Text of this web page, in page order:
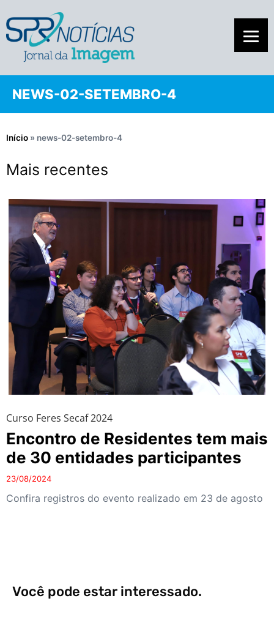
NEWS-02-SETEMBRO-4
Início » news-02-setembro-4
Mais recentes
Curso Feres Secaf 2024
Encontro de Residentes tem mais
de 30 entidades participantes
23/08/2024
Confira registros do evento realizado em 23 de agosto
Você pode estar interessado.